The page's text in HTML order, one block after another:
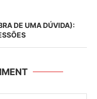
DE UMA DÚVIDA):